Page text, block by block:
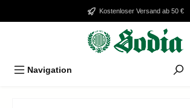
Zum Hauptinhalt springenKostenloser Versand ab 50 €
Navigation